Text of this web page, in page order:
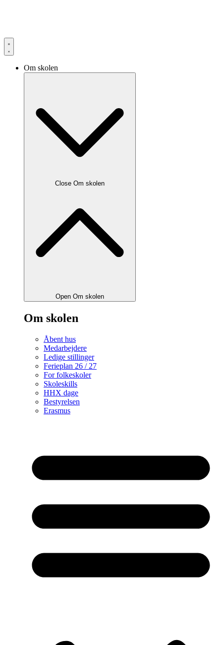
Om skolen
Close Om skolen
Open Om skolen
Om skolen
Åbent hus
Medarbejdere
Ledige stillinger
Ferieplan 26 / 27
For folkeskoler
Skoleskills
HHX dage
Bestyrelsen
Erasmus